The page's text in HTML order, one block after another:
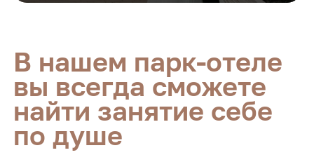
В нашем парк-отеле
вы всегда сможете
найти занятие себе
по душе